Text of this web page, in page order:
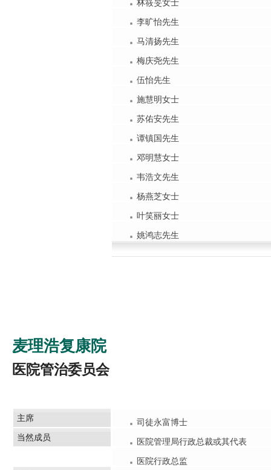
林筱旻女士
李旷怡先生
马清扬先生
梅庆尧先生
伍怡先生
施慧明女士
苏佑安先生
谭镇国先生
邓明慧女士
韦浩文先生
杨燕芝女士
叶笑丽女士
姚鸿志先生
麦理浩复康院
医院管治委员会
主席
司徒永富博士
当然成员
医院管理局行政总裁或其代表
医院行政总监